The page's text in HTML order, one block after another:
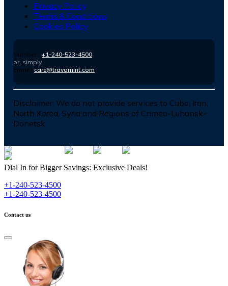
Privacy Policy
Terms & Conditions
Cookies Policy
Number : +1-240-523-4500
or, simply
Email : care@travomint.com
Disclaimer: We do not provide services to Cuba, Iran,
North Korea, Syria and Regions of Crimea-Luhansk-
Donetsk
Dial In for Bigger Savings: Exclusive Deals!
+1-240-523-4500
+1-240-523-4500
Contact us